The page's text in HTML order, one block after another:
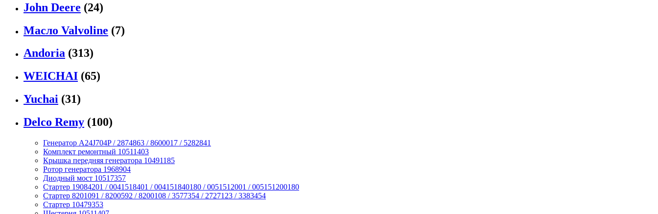
John Deere (24)
Масло Valvoline (7)
Andoria (313)
WEICHAI (65)
Yuchai (31)
Delco Remy (100)
Генератор A24J704P / 2874863 / 8600017 / 5282841
Комплект ремонтный 10511403
Крышка передняя генератора 10491185
Ротор генератора 1968904
Диодный мост 10517357
Стартер 19084201 / 0041518401 / 004151840180 / 0051512001 / 005151200180
Стартер 8201091 / 8200592 / 8200108 / 3577354 / 2727123 / 3383454
Стартер 10479353